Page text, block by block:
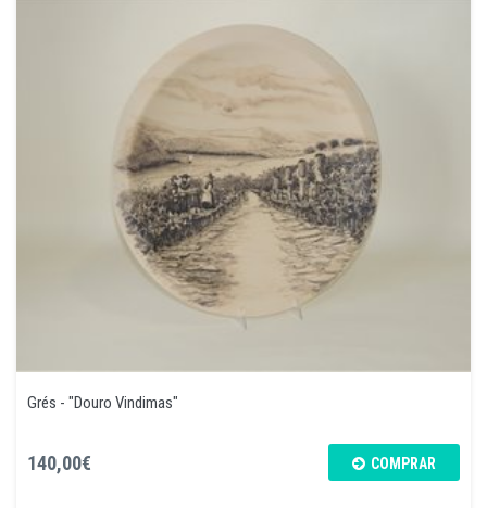
Grés - "Douro Vindimas"
140,00€ COMPRAR